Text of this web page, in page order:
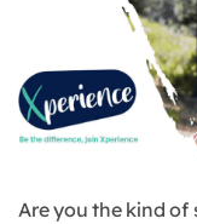
Are you the kind of